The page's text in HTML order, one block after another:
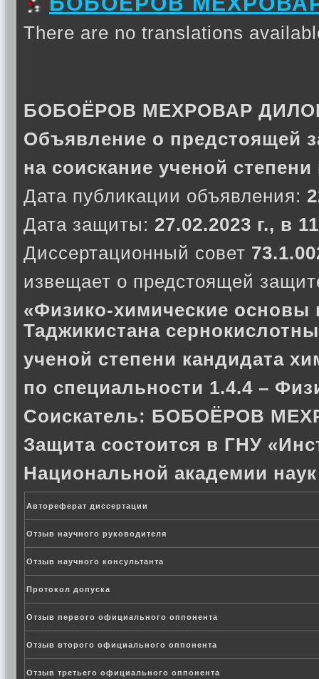
There are no translations
БОБОЁРОВ МЕХРОВАР
Объявление о предстоящей
на соискание ученой
Дата публикации объявления:
Дата защиты: 27.02.2023 г., в
Диссертационный совет
извещает о предстоящей
«Физико-химические основы
Таджикистана
ученой степени кандидата
по специальности 1.4.4 –
Соискатель: БОБОЁРОВ
Защита состоится в ГНУ
Национальной академии
Автореферат диссертации
Отзыв научного руководителя
Отзыв научного консультанта
Протокол допуска
Отзыв первого официального оппонента
Отзыв второго официального оппонента
Отзыв третьего официального оппонента